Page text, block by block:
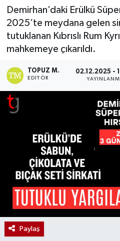
Demirhan’daki Erülkü
2025’te meydana gelen
tutuklanan Kıbrıslı Rum
mahkemeye çıkarıldı.
TOPUZ M.
EDITÖR
02.12.2025 -
Paylaş
TEKNOLOJİ
TÜRKİYE
Haber Arşivi